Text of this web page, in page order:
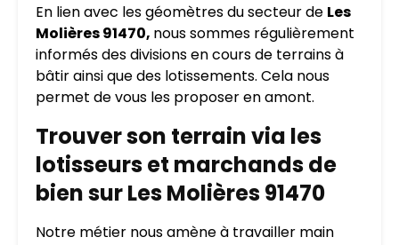
En lien avec les géomètres du secteur de Les
Molières 91470, nous sommes régulièrement
informés des divisions en cours de terrains à
bâtir ainsi que des lotissements. Cela nous
permet de vous les proposer en amont.
Trouver son terrain via les
lotisseurs et marchands de
bien sur Les Molières 91470
Notre métier nous amène à travailler main